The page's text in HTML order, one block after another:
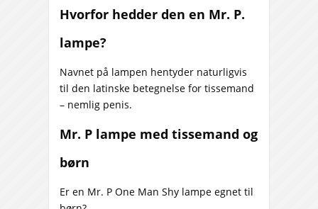
Hvorfor hedder den en Mr. P.
lampe?
Navnet på lampen hentyder naturligvis
til den latinske betegnelse for tissemand
– nemlig penis.
Mr. P lampe med tissemand og
børn
Er en Mr. P One Man Shy lampe egnet til